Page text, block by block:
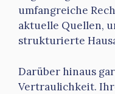
umfangreiche
aktuelle Quellen,
strukturierte
Darüber hinaus
Vertraulichkeit.